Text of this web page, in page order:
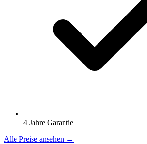
4 Jahre Garantie
Alle Preise ansehen →